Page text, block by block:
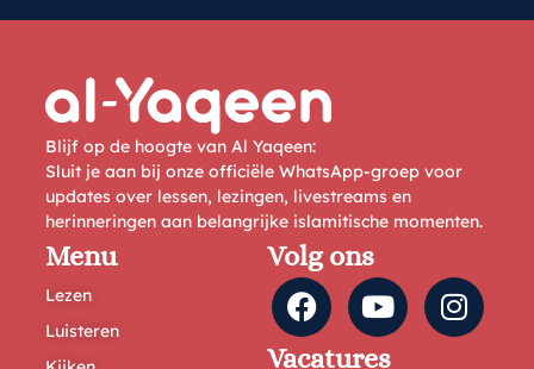
Blijf op de hoogte van Al Yaqeen:
Sluit je aan bij onze officiële WhatsApp-groep voor
updates over lessen, lezingen, livestreams en
herinneringen aan belangrijke islamitische momenten.
Menu
Lezen
Luisteren
Volg ons
Vacatures